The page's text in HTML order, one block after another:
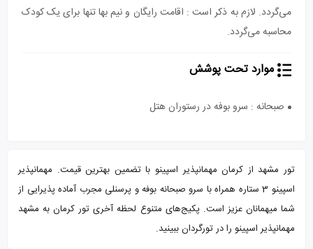
می‌گردد. لازم به ذکر است : اقامت رایگان و نیم بها تنها برای یک کودک
محاسبه می‌گردد.
موارد تحت پوشش
صبحانه : سرو بوفه در رستوران هتل
تور مشهد از کرمان مهمانپذیر اسپینو با تضمین بهترین قیمت. مهمانپذیر
اسپینو 3 ستاره همراه با سرو صبحانه بوفه و پرسنلی مجرب آماده پذیرایی از
شما میهمانان عزیز است. پکیج‌های متنوع لحظه آخری تور کرمان به مشهد
مهمانپذیر اسپینو را در تورگردان ببینید.